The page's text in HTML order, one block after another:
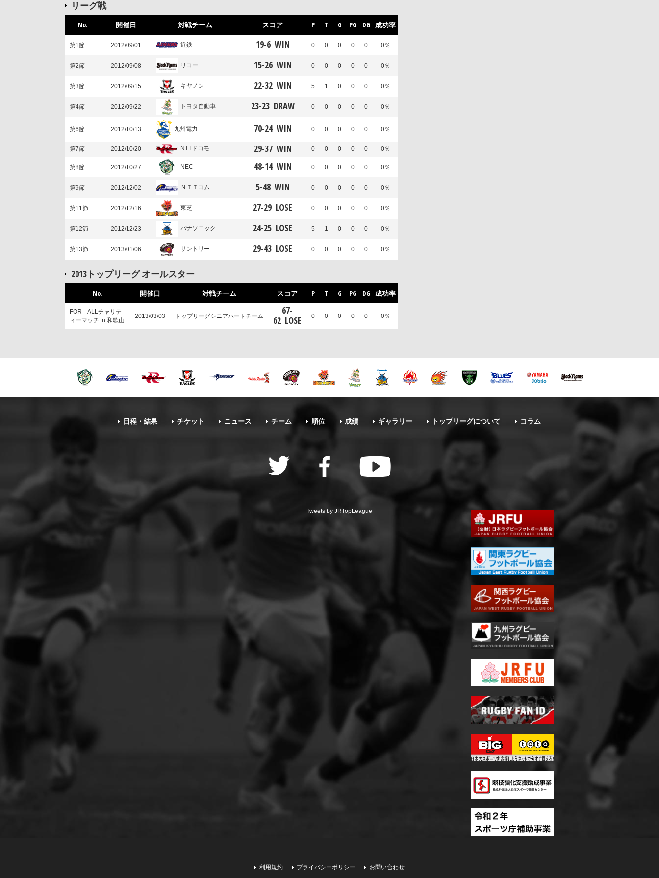
リーグ戦
No. 開催日 対戦チーム スコア P T G PG DG 成功率
第1節 2012/09/01 近鉄 19-6 WIN 0 0 0 0 0 0％
第2節 2012/09/08 リコー 15-26 WIN 0 0 0 0 0 0％
第3節 2012/09/15 キヤノン 22-32 WIN 5 1 0 0 0 0％
第4節 2012/09/22 トヨタ自動車 23-23 DRAW 0 0 0 0 0 0％
第6節 2012/10/13 九州電力 70-24 WIN 0 0 0 0 0 0％
第7節 2012/10/20 NTTドコモ 29-37 WIN 0 0 0 0 0 0％
第8節 2012/10/27 NEC 48-14 WIN 0 0 0 0 0 0％
第9節 2012/12/02 ＮＴＴコム 5-48 WIN 0 0 0 0 0 0％
第11節 2012/12/16 東芝 27-29 LOSE 0 0 0 0 0 0％
第12節 2012/12/23 パナソニック 24-25 LOSE 5 1 0 0 0 0％
第13節 2013/01/06 サントリー 29-43 LOSE 0 0 0 0 0 0％
2013トップリーグ オールスター
No. 開催日 対戦チーム スコア P T G PG DG 成功率
FOR ALLチャリテ
ィーマッチ in 和歌山
2013/03/03 トップリーグシニアハートチーム 67-
62 LOSE 0 0 0 0 0 0％
日程・結果 チケット ニュース チーム 順位 成績 ギャラリー トップリーグについて コラム
Tweets by JRTopLeague
利用規約 プライバシーポリシー お問い合わせ